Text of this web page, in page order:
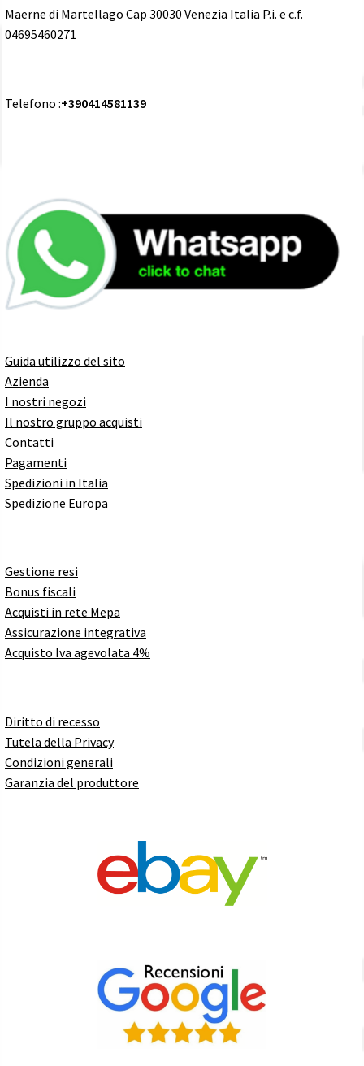
Maerne di Martellago Cap 30030 Venezia Italia P.i. e c.f.
04695460271
Telefono :+390414581139
Guida utilizzo del sito
Azienda
I nostri negozi
Il nostro gruppo acquisti
Contatti
Pagamenti
Spedizioni in Italia
Spedizione Europa
Gestione resi
Bonus fiscali
Acquisti in rete Mepa
Assicurazione integrativa
Acquisto Iva agevolata 4%
Diritto di recesso
Tutela della Privacy
Condizioni generali
Garanzia del produttore